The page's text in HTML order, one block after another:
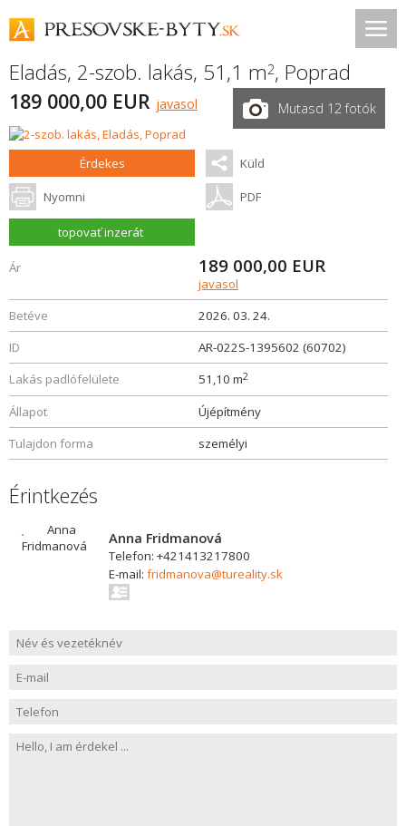
Eladás, 2-szob. lakás, 51,1 m2, Poprad
189 000,00 EUR javasol Mutasd 12 fotók
Érdekes Küld
Nyomni PDF
topovať inzerát
Ár 189 000,00 EUR
javasol
Betéve
2026. 03. 24.
ID
AR-022S-1395602 (60702)
Lakás padlófelülete
51,10 m2
Állapot
Újépítmény
Tulajdon forma
személyi
Érintkezés
Anna Fridmanová
Telefon: +421413217800
E-mail: fridmanova@tureality.sk